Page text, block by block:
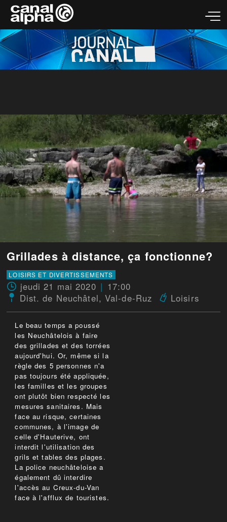
Grillades à distance, ça fonctionne?
LOISIRS ET DIVERTISSEMENTS
jeudi 21 mai 2020
17:00
Dist. de Neuchâtel, Val-de-Ruz Loisirs
Le beau temps a poussé
les Neuchâtelois à faire
des grillades et des torrées
aujourd'hui. Or, même si la
règle des 5 personnes n'a
pas toujours été appliquée,
les familles et les groupes
ont plutôt bien respecté les
mesures sanitaires. Mais
face au risque, certaines
communes, à l'image de
celle d'Hauterive, ont
interdit l'utilisation des
grils et tables des plages.
La police neuchâteloise a
également dû interdire
l'accès au Creux-du-Van
face à l'afflux de touristes.